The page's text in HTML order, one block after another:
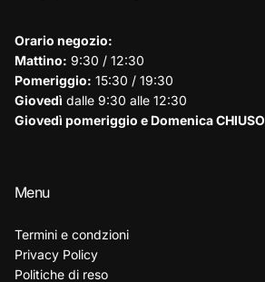
Orario negozio:
Mattino: 9:30 / 12:30
Pomeriggio: 15:30 / 19:30
Giovedì dalle 9:30 alle 12:30
Giovedì pomeriggio e Domenica CHIUSO
Menu
Termini e condzioni
Privacy Policy
Politiche di reso